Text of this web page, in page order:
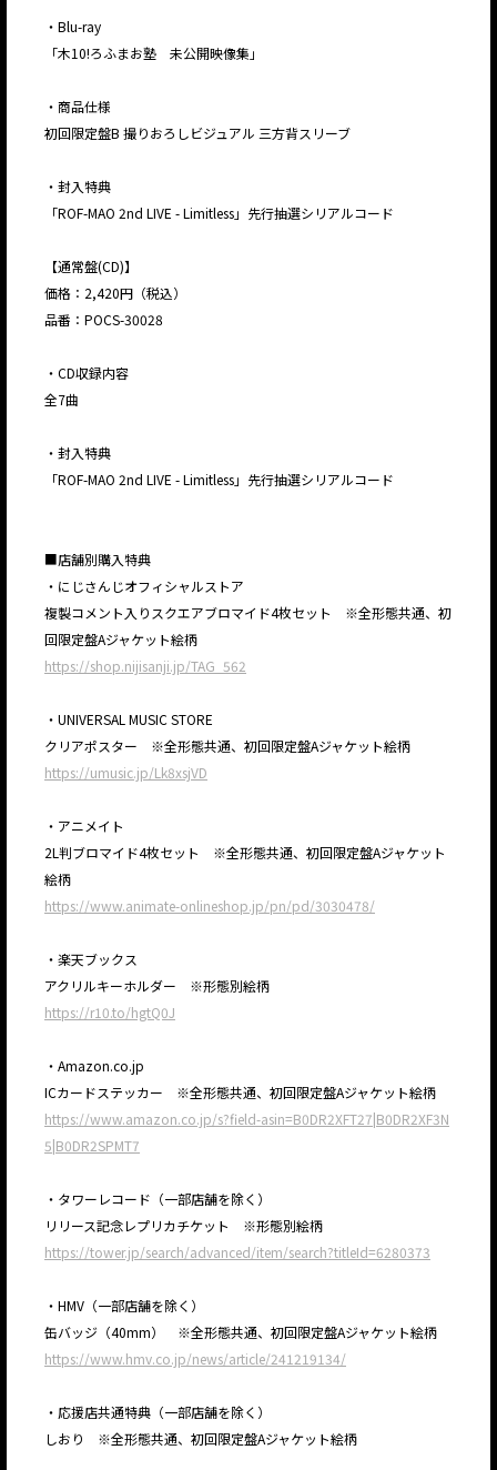
・Blu-ray
「木10!ろふまお塾 未公開映像集」
・商品仕様
初回限定盤B 撮りおろしビジュアル 三方背スリーブ
・封入特典
「ROF-MAO 2nd LIVE - Limitless」先行抽選シリアルコード
【通常盤(CD)】
価格：2,420円（税込）
品番：POCS-30028
・CD収録内容
全7曲
・封入特典
「ROF-MAO 2nd LIVE - Limitless」先行抽選シリアルコード
■店舗別購入特典
・にじさんじオフィシャルストア
複製コメント入りスクエアブロマイド4枚セット ※全形態共通、初
回限定盤Aジャケット絵柄
https://shop.nijisanji.jp/TAG_562
・UNIVERSAL MUSIC STORE
クリアポスター ※全形態共通、初回限定盤Aジャケット絵柄
https://umusic.jp/Lk8xsjVD
・アニメイト
2L判ブロマイド4枚セット ※全形態共通、初回限定盤Aジャケット
絵柄
https://www.animate-onlineshop.jp/pn/pd/3030478/
・楽天ブックス
アクリルキーホルダー ※形態別絵柄
https://r10.to/hgtQ0J
・Amazon.co.jp
ICカードステッカー ※全形態共通、初回限定盤Aジャケット絵柄
https://www.amazon.co.jp/s?field-asin=B0DR2XFT27|B0DR2XF3N
5|B0DR2SPMT7
・タワーレコード（一部店舗を除く）
リリース記念レプリカチケット ※形態別絵柄
https://tower.jp/search/advanced/item/search?titleId=6280373
・HMV（一部店舗を除く）
缶バッジ（40mm） ※全形態共通、初回限定盤Aジャケット絵柄
https://www.hmv.co.jp/news/article/241219134/
・応援店共通特典（一部店舗を除く）
しおり ※全形態共通、初回限定盤Aジャケット絵柄